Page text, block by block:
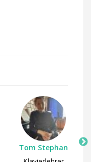
Tom Stephan